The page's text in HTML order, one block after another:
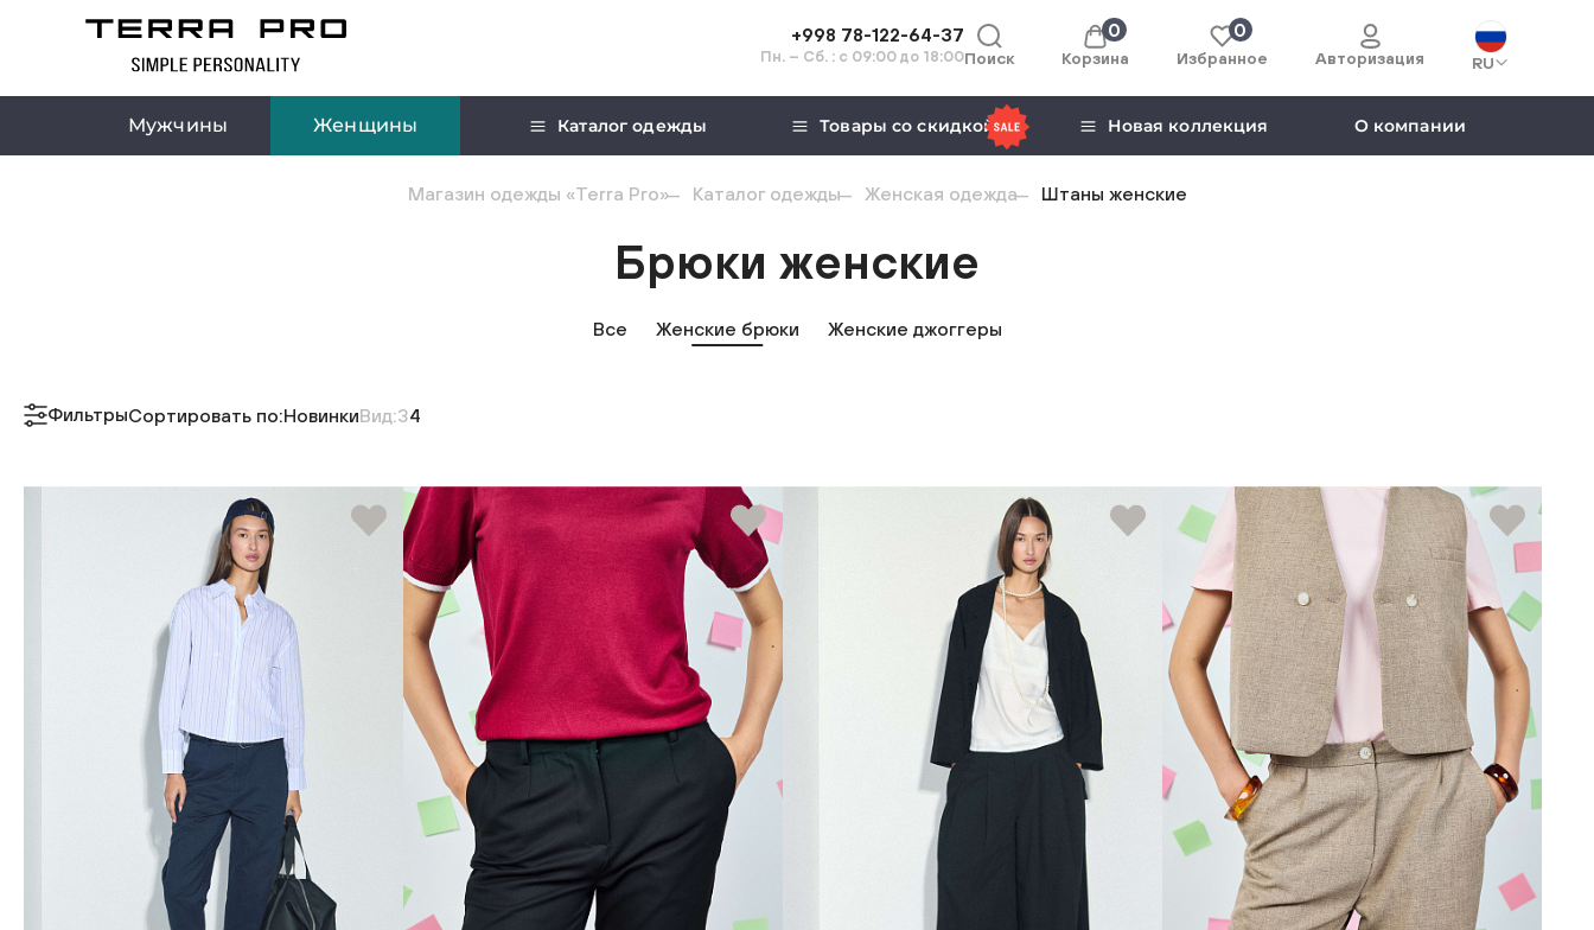
+998 78-122-64-37
Пн. – Сб. : с 09:00 до 18:00Поиск Корзина
0 0
Избранное Авторизация RU
Мужчины Женщины Каталог одежды Товары со скидкой Новая коллекция О компании
Магазин одежды «Terra Pro» Каталог одежды Женская одежда Штаны женские
Брюки женские
Все Женские брюки Женские джоггеры
ФильтрыСортировать по:НовинкиВид:34